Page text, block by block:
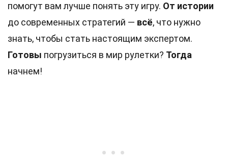
помогут вам лучше понять эту игру. От истории
до современных стратегий — всё, что нужно
знать, чтобы стать настоящим экспертом.
Готовы погрузиться в мир рулетки? Тогда
начнем!